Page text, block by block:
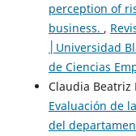
perception of
business. ,
│Universidad
de Ciencias
Claudia Beatriz
Evaluación de
del